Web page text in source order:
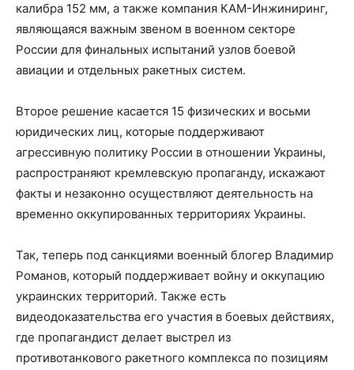
калибра 152 мм, а также компания КАМ-Инжиниринг,
являющаяся важным звеном в военном секторе
России для финальных испытаний узлов боевой
авиации и отдельных ракетных систем.
Второе решение касается 15 физических и восьми
юридических лиц, которые поддерживают
агрессивную политику России в отношении Украины,
распространяют кремлевскую пропаганду, искажают
факты и незаконно осуществляют деятельность на
временно оккупированных территориях Украины.
Так, теперь под санкциями военный блогер Владимир
Романов, который поддерживает войну и оккупацию
украинских территорий. Также есть
видеодоказательства его участия в боевых действиях,
где пропагандист делает выстрел из
противотанкового ракетного комплекса по позициям